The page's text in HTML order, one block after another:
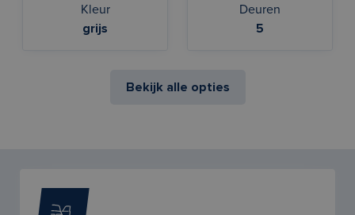
Kleur
grijs
Deuren
5
Bekijk alle opties